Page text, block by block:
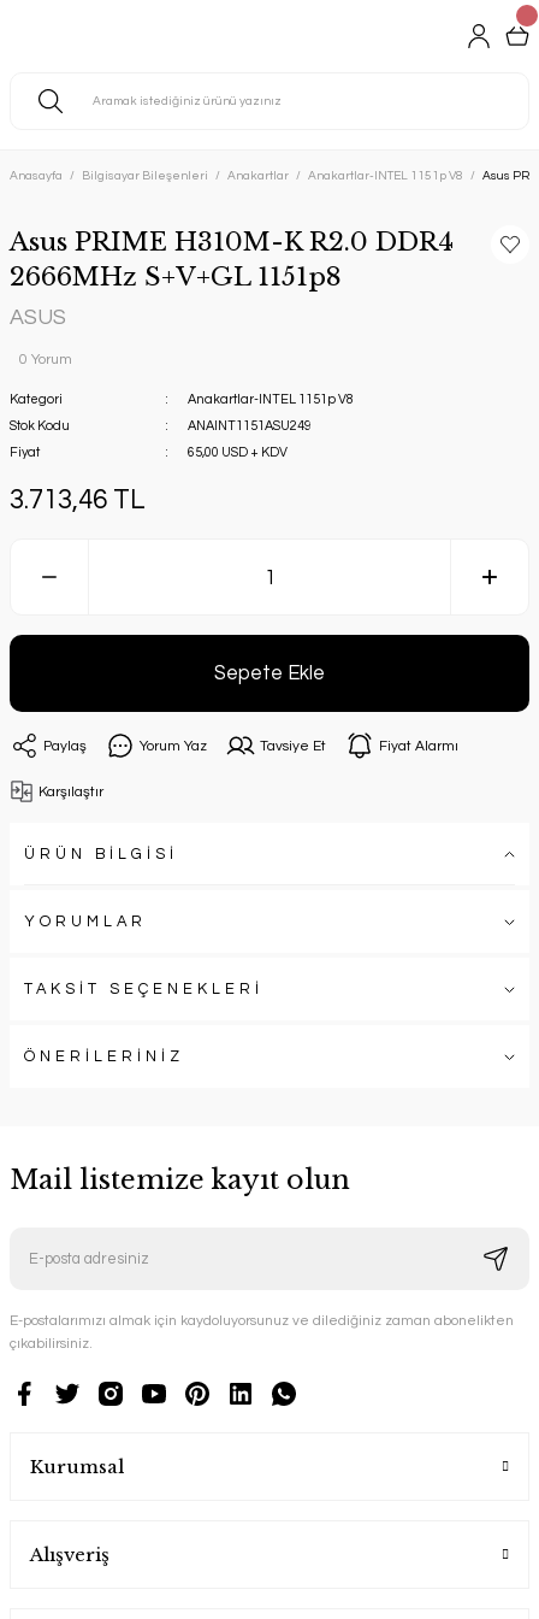
Anasayfa Bilgisayar Bileşenleri Anakartlar Anakartlar-INTEL 1151p V8 Asus
Asus PRIME H310M-K R2.0 DDR4
2666MHz S+V+GL 1151p8
ASUS
0 Yorum
Kategori
Anakartlar-INTEL 1151p V8
Stok Kodu
ANAINT1151ASU249
Fiyat
65,00 USD + KDV
3.713,46 TL
Sepete Ekle
Paylaş Yorum Yaz Tavsiye Et Fiyat Alarmı
Karşılaştır
ÜRÜN BİLGİSİ
YORUMLAR
TAKSİT SEÇENEKLERİ
ÖNERİLERİNİZ
Mail listemize kayıt olun
E-postalarımızı almak için kaydoluyorsunuz ve dilediğiniz zaman abonelikten
çıkabilirsiniz.
Kurumsal
Alışveriş